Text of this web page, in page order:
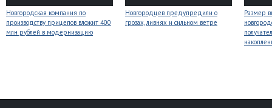
Новгородская компания по
производству прицепов вложит 400
млн рублей в модернизацию
Новгородцев предупредили о
грозах, ливнях и сильном ветре
Размер